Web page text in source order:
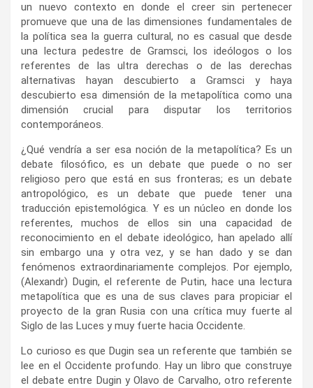
un nuevo contexto en donde el creer sin pertenecer
promueve que una de las dimensiones fundamentales de
la política sea la guerra cultural, no es casual que desde
una lectura pedestre de Gramsci, los ideólogos o los
referentes de las ultra derechas o de las derechas
alternativas hayan descubierto a Gramsci y haya
descubierto esa dimensión de la metapolítica como una
dimensión crucial para disputar los territorios
contemporáneos.
¿Qué vendría a ser esa noción de la metapolítica? Es un
debate filosófico, es un debate que puede o no ser
religioso pero que está en sus fronteras; es un debate
antropológico, es un debate que puede tener una
traducción epistemológica. Y es un núcleo en donde los
referentes, muchos de ellos sin una capacidad de
reconocimiento en el debate ideológico, han apelado allí
sin embargo una y otra vez, y se han dado y se dan
fenómenos extraordinariamente complejos. Por ejemplo,
(Alexandr) Dugin, el referente de Putin, hace una lectura
metapolítica que es una de sus claves para propiciar el
proyecto de la gran Rusia con una crítica muy fuerte al
Siglo de las Luces y muy fuerte hacia Occidente.
Lo curioso es que Dugin sea un referente que también se
lee en el Occidente profundo. Hay un libro que construye
el debate entre Dugin y Olavo de Carvalho, otro referente